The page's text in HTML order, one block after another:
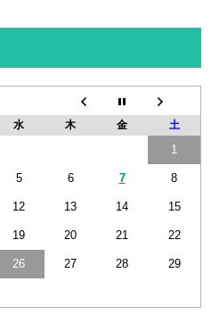
水 木 金 土
1
5 6 7 8
12 13 14 15
19 20 21 22
26 27 28 29